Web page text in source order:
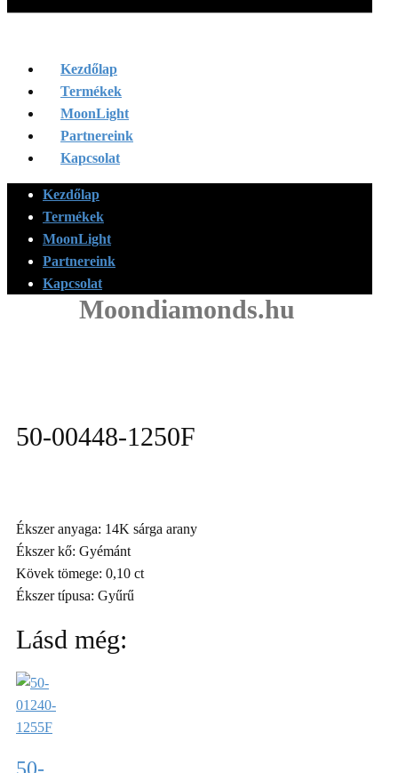
Kezdőlap
Termékek
MoonLight
Partnereink
Kapcsolat
Kezdőlap
Termékek
MoonLight
Partnereink
Kapcsolat
Moondiamonds.hu
50-00448-1250F
Ékszer anyaga: 14K sárga arany
Ékszer kő: Gyémánt
Kövek tömege: 0,10 ct
Ékszer típusa: Gyűrű
Lásd még: